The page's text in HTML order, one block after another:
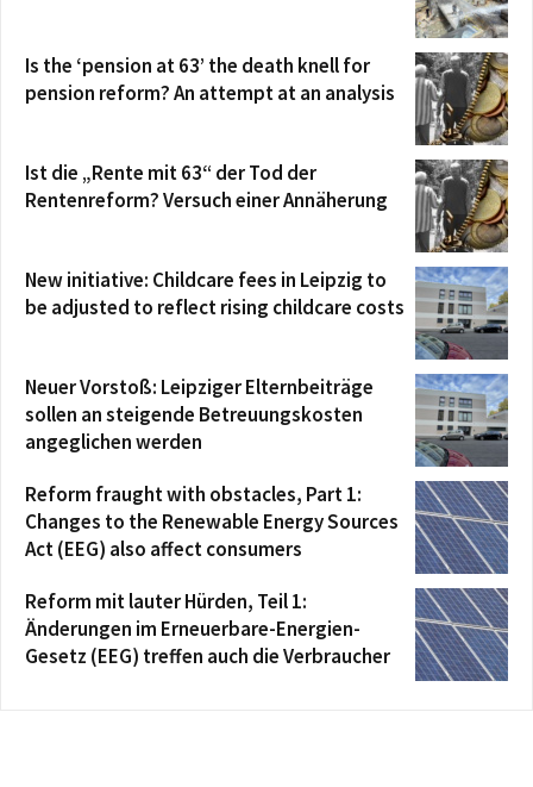
Is the ‘pension at 63’ the death knell for
pension reform? An attempt at an analysis
Ist die „Rente mit 63“ der Tod der
Rentenreform? Versuch einer Annäherung
New initiative: Childcare fees in Leipzig to
be adjusted to reflect rising childcare costs
Neuer Vorstoß: Leipziger Elternbeiträge
sollen an steigende Betreuungskosten
angeglichen werden
Reform fraught with obstacles, Part 1:
Changes to the Renewable Energy Sources
Act (EEG) also affect consumers
Reform mit lauter Hürden, Teil 1:
Änderungen im Erneuerbare-Energien-
Gesetz (EEG) treffen auch die Verbraucher